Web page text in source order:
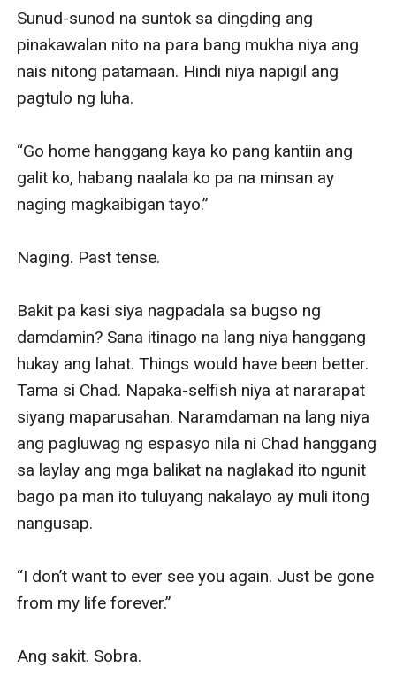
Sunud-sunod na suntok sa dingding ang
pinakawalan nito na para bang mukha niya ang
nais nitong patamaan. Hindi niya napigil ang
pagtulo ng luha.
“Go home hanggang kaya ko pang kantiin ang
galit ko, habang naalala ko pa na minsan ay
naging magkaibigan tayo.”
Naging. Past tense.
Bakit pa kasi siya nagpadala sa bugso ng
damdamin? Sana itinago na lang niya hanggang
hukay ang lahat. Things would have been better.
Tama si Chad. Napaka-selfish niya at nararapat
siyang maparusahan. Naramdaman na lang niya
ang pagluwag ng espasyo nila ni Chad hanggang
sa laylay ang mga balikat na naglakad ito ngunit
bago pa man ito tuluyang nakalayo ay muli itong
nangusap.
“I don’t want to ever see you again. Just be gone
from my life forever.”
Ang sakit. Sobra.